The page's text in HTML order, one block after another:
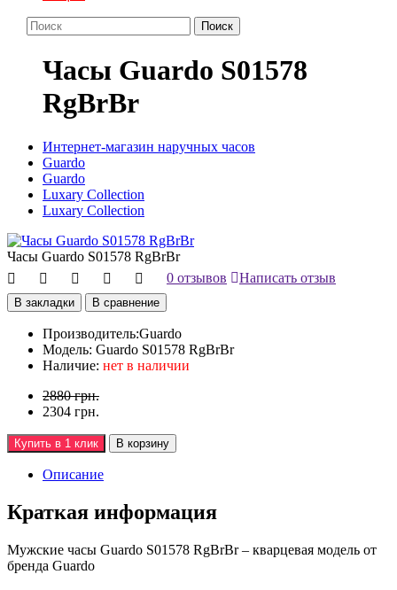
Поиск
Часы Guardo S01578
RgBrBr
Интернет-магазин наручных часов
Guardo
Guardo
Luxary Collection
Luxary Collection
Часы Guardo S01578 RgBrBr
0 отзывов
Написать отзыв
В закладки В сравнение
Производитель:Guardo
Модель: Guardo S01578 RgBrBr
Наличие: нет в наличии
2880 грн.
2304 грн.
Купить в 1 клик В корзину
Описание
Краткая информация
Мужские часы Guardo S01578 RgBrBr – кварцевая модель от
бренда Guardo